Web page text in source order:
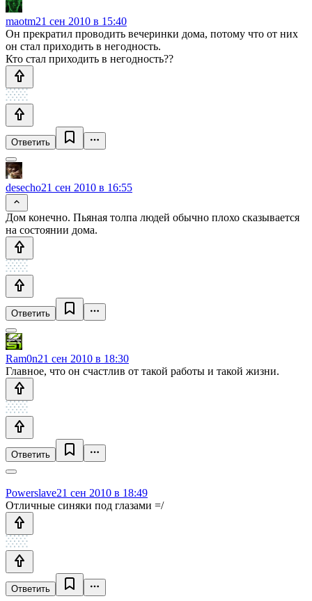
maotm21 сен 2010 в 15:40
Он прекратил проводить вечеринки дома, потому что от них
он стал приходить в негодность.
Кто стал приходить в негодность??
Ответить
desecho21 сен 2010 в 16:55
Дом конечно. Пьяная толпа людей обычно плохо сказывается
на состоянии дома.
Ответить
Ram0n21 сен 2010 в 18:30
Главное, что он счастлив от такой работы и такой жизни.
Ответить
Powerslave21 сен 2010 в 18:49
Отличные синяки под глазами =/
Ответить